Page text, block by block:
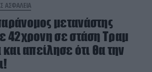
ΑΣΦΑΛΕΙΑ
μετανάστης
42χρονη σε στάση Τραμ
και απείλησε ότι θα την